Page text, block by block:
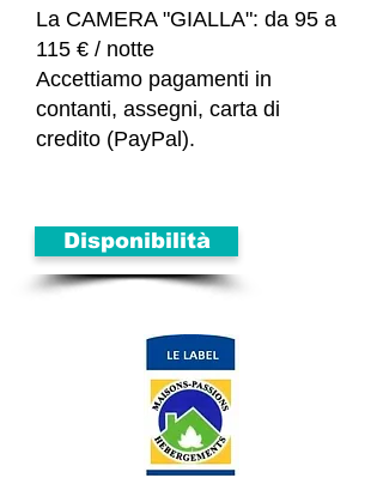
La CAMERA "GIALLA": da 95 a
115 € / notte
Accettiamo pagamenti in
contanti, assegni, carta di
credito (PayPal).
Disponibilità